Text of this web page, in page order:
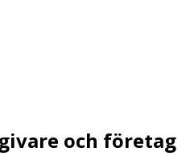
och företag